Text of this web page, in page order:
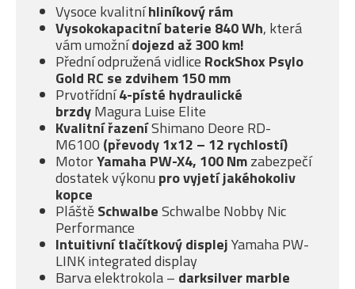
Vysoce kvalitníhliníkový rám
Vysokokapacitní baterie 840 Wh, která
vám umožnídojezd až 300 km!
Přední odpružená vidlice RockShox Psylo
Gold RC se zdvihem 150 mm
Prvotřídní4-písté hydraulické
brzdyMagura Luise Elite
Kvalitní řazeníShimano Deore RD-
M6100 (převody 1x12 – 12 rychlostí)
MotorYamaha PW-X4, 100 Nmzabezpečí
dostatek výkonu pro vyjetí jakéhokoliv
kopce
PláštěSchwalbeSchwalbe Nobby Nic
Performance
Intuitivní tlačítkový displejYamaha PW-
LINK integrated display
Barva elektrokola – darksilver marble